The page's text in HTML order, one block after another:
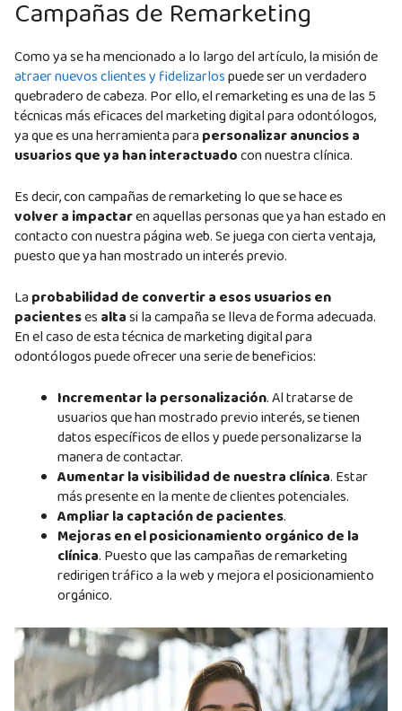
Campañas de Remarketing
Como ya se ha mencionado a lo largo del artículo, la misión de
atraer nuevos clientes y fidelizarlospuede ser un verdadero
quebradero de cabeza. Por ello, el remarketing es una de las 5
técnicas más eficaces del marketing digital para odontólogos,
ya que es una herramienta para personalizar anuncios a
usuarios que ya han interactuadocon nuestra clínica.
Es decir, con campañas de remarketing lo que se hace es
volver a impactaren aquellas personas que ya han estado en
contacto con nuestra página web. Se juega con cierta ventaja,
puesto que ya han mostrado un interés previo.
La probabilidad de convertir a esos usuarios en
pacienteses altasi la campaña se lleva de forma adecuada.
En el caso de esta técnica de marketing digital para
odontólogos puede ofrecer una serie de beneficios:
Incrementar la personalización. Al tratarse de
usuarios que han mostrado previo interés, se tienen
datos específicos de ellos y puede personalizarse la
manera de contactar.
Aumentar la visibilidad de nuestra clínica. Estar
más presente en la mente de clientes potenciales.
Ampliar la captación de pacientes.
Mejoras en el posicionamiento orgánico de la
clínica. Puesto que las campañas de remarketing
redirigen tráfico a la web y mejora el posicionamiento
orgánico.